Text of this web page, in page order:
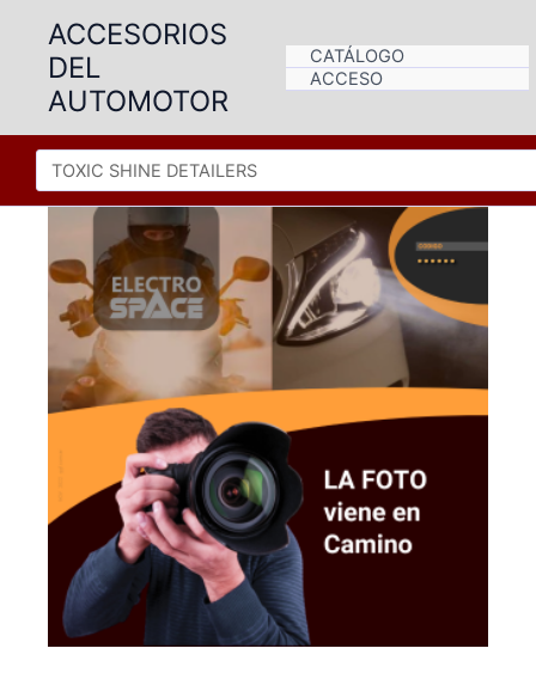
contenido
ACCESORIOS
DEL
AUTOMOTOR
CATÁLOGO
ACCESO